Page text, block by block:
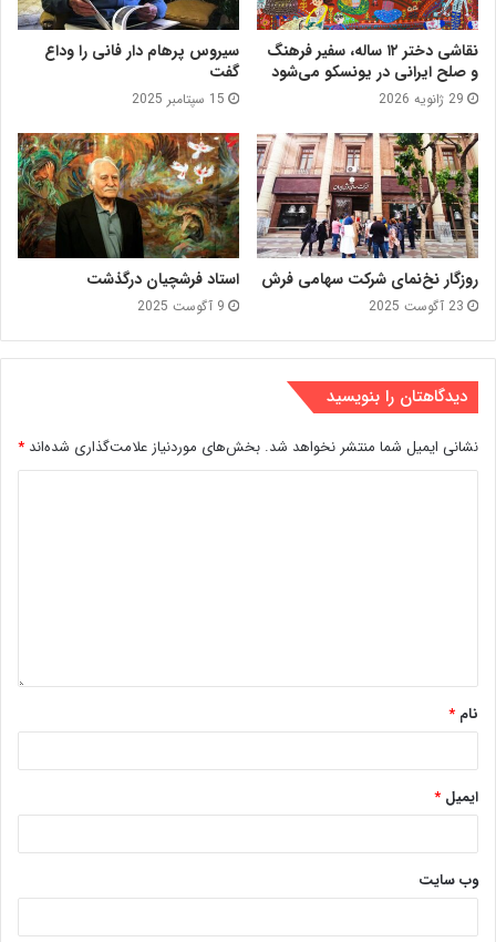
نقاشی دختر ۱۲ ساله، سفیر فرهنگ
و صلح ایرانی در یونسکو می‌شود
29 ژانویه 2026
سیروس پرهام دار فانی را وداع
گفت
15 سپتامبر 2025
روزگار نخ‌نمای شرکت سهامی فرش
23 آگوست 2025
استاد فرشچیان درگذشت
9 آگوست 2025
دیدگاهتان را بنویسید
نشانی ایمیل شما منتشر نخواهد شد. بخش‌های موردنیاز علامت‌گذاری شده‌اند *
نام *
ایمیل *
وب‌ سایت